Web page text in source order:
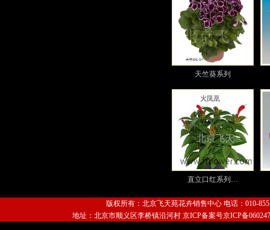
天竺葵系列
直立口红系列…
版权所有：北京飞天苑花卉销售中心 电话：010-
地址：北京市顺义区李桥镇沿河村 京ICP备案号京ICP备